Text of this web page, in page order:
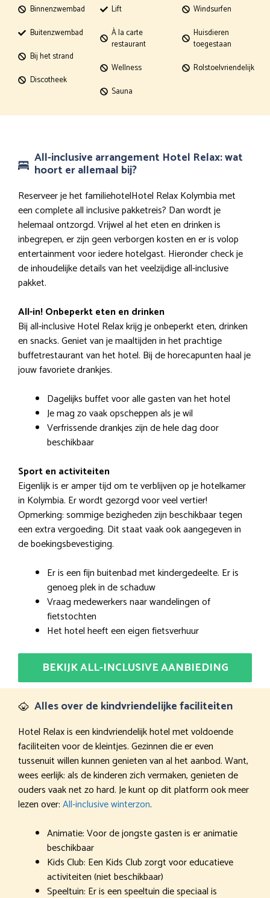
Binnenzwembad
Buitenzwembad
Bij het strand
Discotheek
Lift
À la carte
restaurant
Wellness
Sauna
Windsurfen
Huisdieren
toegestaan
Rolstoelvriendelijk
All-inclusive arrangement Hotel Relax: wat
hoort er allemaal bij?
Reserveer je het familiehotelHotel Relax Kolymbia met
een complete all inclusive pakketreis? Dan wordt je
helemaal ontzorgd. Vrijwel al het eten en drinken is
inbegrepen, er zijn geen verborgen kosten en er is volop
entertainment voor iedere hotelgast. Hieronder check je
de inhoudelijke details van het veelzijdige all-inclusive
pakket.
All-in! Onbeperkt eten en drinken
Bij all-inclusive Hotel Relax krijg je onbeperkt eten, drinken
en snacks. Geniet van je maaltijden in het prachtige
buffetrestaurant van het hotel. Bij de horecapunten haal je
jouw favoriete drankjes.
Dagelijks buffet voor alle gasten van het hotel
Je mag zo vaak opscheppen als je wil
Verfrissende drankjes zijn de hele dag door
beschikbaar
Sport en activiteiten
Eigenlijk is er amper tijd om te verblijven op je hotelkamer
in Kolymbia. Er wordt gezorgd voor veel vertier!
Opmerking: sommige bezigheden zijn beschikbaar tegen
een extra vergoeding. Dit staat vaak ook aangegeven in
de boekingsbevestiging.
Er is een fijn buitenbad met kindergedeelte. Er is
genoeg plek in de schaduw
Vraag medewerkers naar wandelingen of
fietstochten
Het hotel heeft een eigen fietsverhuur
BEKIJK ALL-INCLUSIVE AANBIEDING
Alles over de kindvriendelijke faciliteiten
Hotel Relax is een kindvriendelijk hotel met voldoende
faciliteiten voor de kleintjes. Gezinnen die er even
tussenuit willen kunnen genieten van al het aanbod. Want,
wees eerlijk: als de kinderen zich vermaken, genieten de
ouders vaak net zo hard. Je kunt op dit platform ook meer
lezen over:All-inclusive winterzon.
Animatie: Voor de jongste gasten is er animatie
beschikbaar
Kids Club: Een Kids Club zorgt voor educatieve
activiteiten (niet beschikbaar)
Speeltuin: Er is een speeltuin die speciaal is